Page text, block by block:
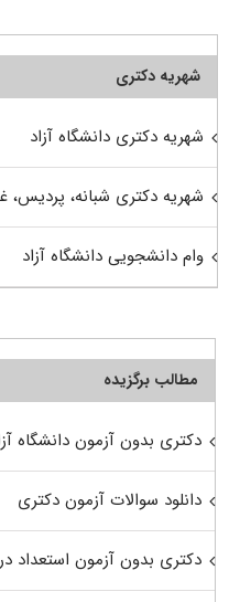
شهریه دکتری
شهریه دکتری دانشگاه آزاد
شهریه دکتری شبانه، پردیس،
وام دانشجویی دانشگاه آزاد
مطالب برگزیده
دکتری بدون آزمون دانشگاه
دانلود سوالات آزمون دکتری
دکتری بدون آزمون استعداد